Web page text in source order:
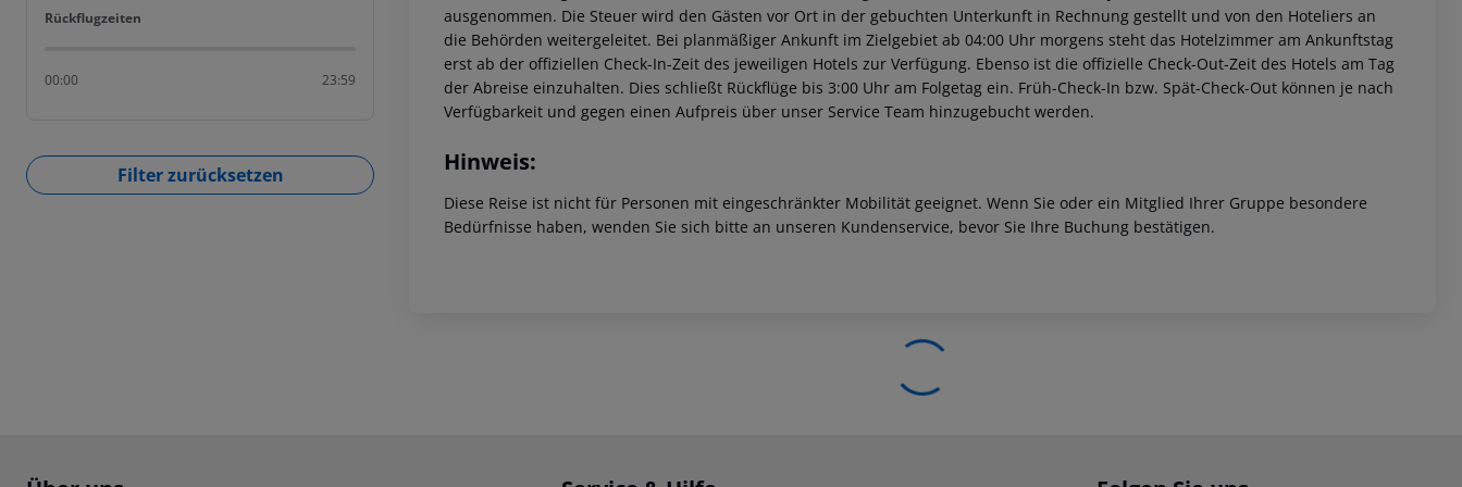
Rückflugzeiten
Rückflugzeiten
00:00 23:59
Filter zurücksetzen
ausgenommen. Die Steuer wird den Gästen vor Ort in der gebuchten Unterkunft in Rechnung gestellt und von den Hoteliers an
die Behörden weitergeleitet. Bei planmäßiger Ankunft im Zielgebiet ab 04:00 Uhr morgens steht das Hotelzimmer am Ankunftstag
erst ab der offiziellen Check-In-Zeit des jeweiligen Hotels zur Verfügung. Ebenso ist die offizielle Check-Out-Zeit des Hotels am Tag
der Abreise einzuhalten. Dies schließt Rückflüge bis 3:00 Uhr am Folgetag ein. Früh-Check-In bzw. Spät-Check-Out können je nach
Verfügbarkeit und gegen einen Aufpreis über unser Service Team hinzugebucht werden.
Hinweis:
Diese Reise ist nicht für Personen mit eingeschränkter Mobilität geeignet. Wenn Sie oder ein Mitglied Ihrer Gruppe besondere
Bedürfnisse haben, wenden Sie sich bitte an unseren Kundenservice, bevor Sie Ihre Buchung bestätigen.